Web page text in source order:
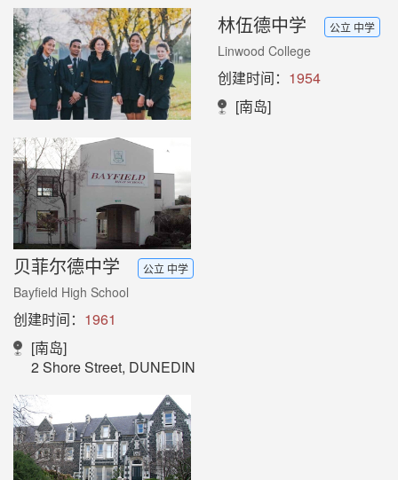
林伍德中学 公立 中学
Linwood College
创建时间： 1954
[南岛]
贝菲尔德中学 公立 中学
Bayfield High School
创建时间： 1961
[南岛]
2 Shore Street, DUNEDIN